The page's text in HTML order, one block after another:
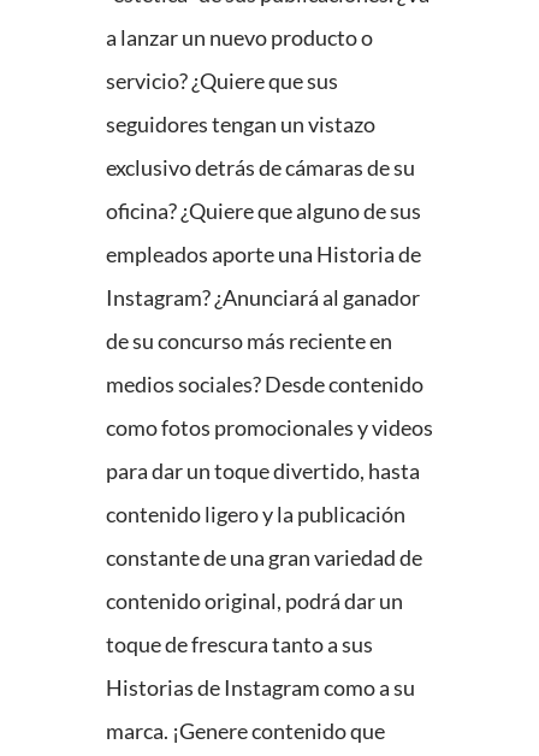
a lanzar un nuevo producto o
servicio? ¿Quiere que sus
seguidores tengan un vistazo
exclusivo detrás de cámaras de su
oficina? ¿Quiere que alguno de sus
empleados aporte una Historia de
Instagram? ¿Anunciará al ganador
de su concurso más reciente en
medios sociales? Desde contenido
como fotos promocionales y videos
para dar un toque divertido, hasta
contenido ligero y la publicación
constante de una gran variedad de
contenido original, podrá dar un
toque de frescura tanto a sus
Historias de Instagram como a su
marca. ¡Genere contenido que